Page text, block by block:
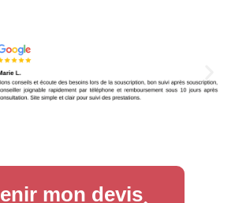
mon devis